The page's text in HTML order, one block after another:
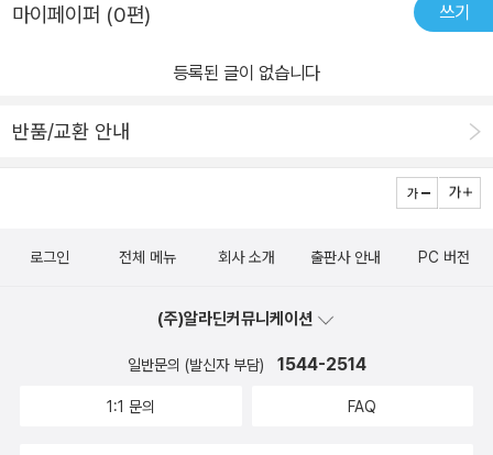
마이페이퍼 (0편) 쓰기
등록된 글이 없습니다
반품/교환 안내
로그인 전체 메뉴 회사 소개 출판사 안내 PC 버전
(주)알라딘커뮤니케이션
일반문의 (발신자 부담) 1544-2514
1:1 문의 FAQ